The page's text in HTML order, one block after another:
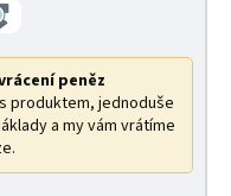
peněz
produktem, jednoduše
a my vám vrátíme